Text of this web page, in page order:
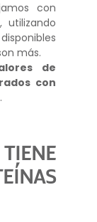
con
utilizando
más.
de
con
.